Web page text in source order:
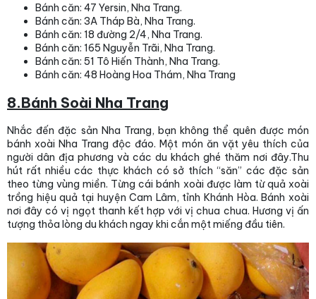
Bánh căn: 47 Yersin, Nha Trang.
Bánh căn: 3A Tháp Bà, Nha Trang.
Bánh căn: 18 đường 2/4, Nha Trang.
Bánh căn: 165 Nguyễn Trãi, Nha Trang.
Bánh căn: 51 Tô Hiến Thành, Nha Trang.
Bánh căn: 48 Hoàng Hoa Thám, Nha Trang
8.Bánh Soài Nha Trang
Nhắc đến đặc sản Nha Trang, bạn không thể quên được món
bánh xoài Nha Trang độc đáo. Một món ăn vặt yêu thích của
người dân địa phương và các du khách ghé thăm nơi đây.Thu
hút rất nhiều các thực khách có sở thích “săn” các đặc sản
theo từng vùng miền. Từng cái bánh xoài được làm từ quả xoài
trồng hiệu quả tại huyện Cam Lâm, tỉnh Khánh Hòa. Bánh xoài
nơi đây có vị ngọt thanh kết hợp với vị chua chua. Hương vị ấn
tượng thỏa lòng du khách ngay khi cắn một miếng đầu tiên.